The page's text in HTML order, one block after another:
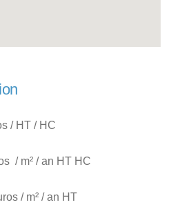
/ HT / HC
/ m² / an HT HC
/ m² / an HT